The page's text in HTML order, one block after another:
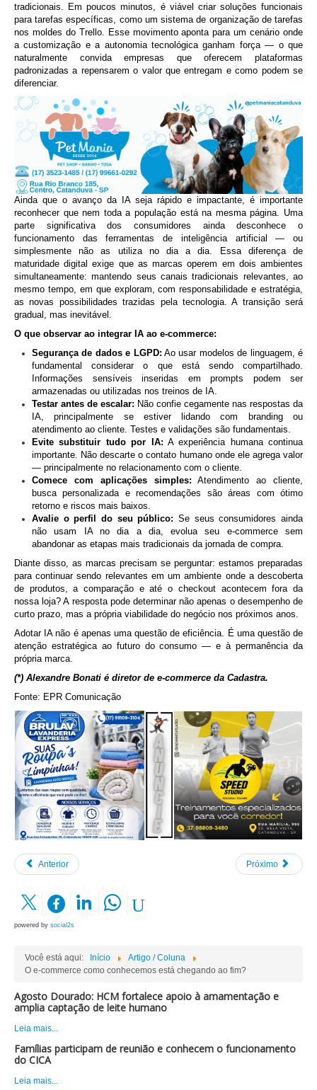
tradicionais. Em poucos minutos, é viável criar soluções funcionais
para tarefas específicas, como um sistema de organização de tarefas
nos moldes do Trello. Esse movimento aponta para um cenário onde
a customização e a autonomia tecnológica ganham força — o que
naturalmente convida empresas que oferecem plataformas
padronizadas a repensarem o valor que entregam e como podem se
diferenciar.
Ainda que o avanço da IA seja rápido e impactante, é importante
reconhecer que nem toda a população está na mesma página. Uma
parte significativa dos consumidores ainda desconhece o
funcionamento das ferramentas de inteligência artificial — ou
simplesmente não as utiliza no dia a dia. Essa diferença de
maturidade digital exige que as marcas operem em dois ambientes
simultaneamente: mantendo seus canais tradicionais relevantes, ao
mesmo tempo, em que exploram, com responsabilidade e estratégia,
as novas possibilidades trazidas pela tecnologia. A transição será
gradual, mas inevitável.
O que observar ao integrar IA ao e-commerce:
Segurança de dados e LGPD: Ao usar modelos de linguagem, é
fundamental considerar o que está sendo compartilhado.
Informações sensíveis inseridas em prompts podem ser
armazenadas ou utilizadas nos treinos de IA.
Testar antes de escalar: Não confie cegamente nas respostas da
IA, principalmente se estiver lidando com branding ou
atendimento ao cliente. Testes e validações são fundamentais.
Evite substituir tudo por IA: A experiência humana continua
importante. Não descarte o contato humano onde ele agrega valor
— principalmente no relacionamento com o cliente.
Comece com aplicações simples: Atendimento ao cliente,
busca personalizada e recomendações são áreas com ótimo
retorno e riscos mais baixos.
Avalie o perfil do seu público: Se seus consumidores ainda
não usam IA no dia a dia, evolua seu e-commerce sem
abandonar as etapas mais tradicionais da jornada de compra.
Diante disso, as marcas precisam se perguntar: estamos preparadas
para continuar sendo relevantes em um ambiente onde a descoberta
de produtos, a comparação e até o checkout acontecem fora da
nossa loja? A resposta pode determinar não apenas o desempenho de
curto prazo, mas a própria viabilidade do negócio nos próximos anos.
Adotar IA não é apenas uma questão de eficiência. É uma questão de
atenção estratégica ao futuro do consumo — e à permanência da
própria marca.
(*) Alexandre Bonati é diretor de e-commerce da Cadastra.
Fonte: EPR Comunicação
Anterior Próximo
powered by social2s
Você está aqui: Início
Artigo / Coluna
O e-commerce como conhecemos está chegando ao fim?
Agosto Dourado: HCM fortalece apoio à amamentação e
amplia captação de leite humano
Leia mais...
Famílias participam de reunião e conhecem o funcionamento
do CICA
Leia mais...